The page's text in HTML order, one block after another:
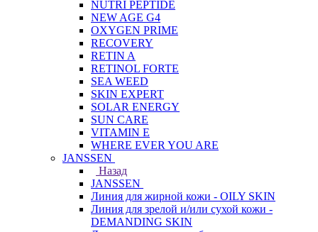
NUTRI PEPTIDE
NEW AGE G4
OXYGEN PRIME
RECOVERY
RETIN A
RETINOL FORTE
SEA WEED
SKIN EXPERT
SOLAR ENERGY
SUN CARE
VITAMIN E
WHERE EVER YOU ARE
JANSSEN
Назад
JANSSEN
Линия для жирной кожи - OILY SKIN
Линия для зрелой и/или сухой кожи -
DEMANDING SKIN